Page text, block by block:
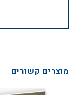
מוצרים קשורים